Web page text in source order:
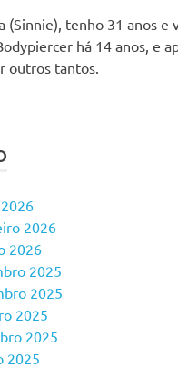
(Sinnie), tenho 31 anos e
há 14 anos, e
outros tantos.
2026
2026
2025
2025
2025
2025
2025